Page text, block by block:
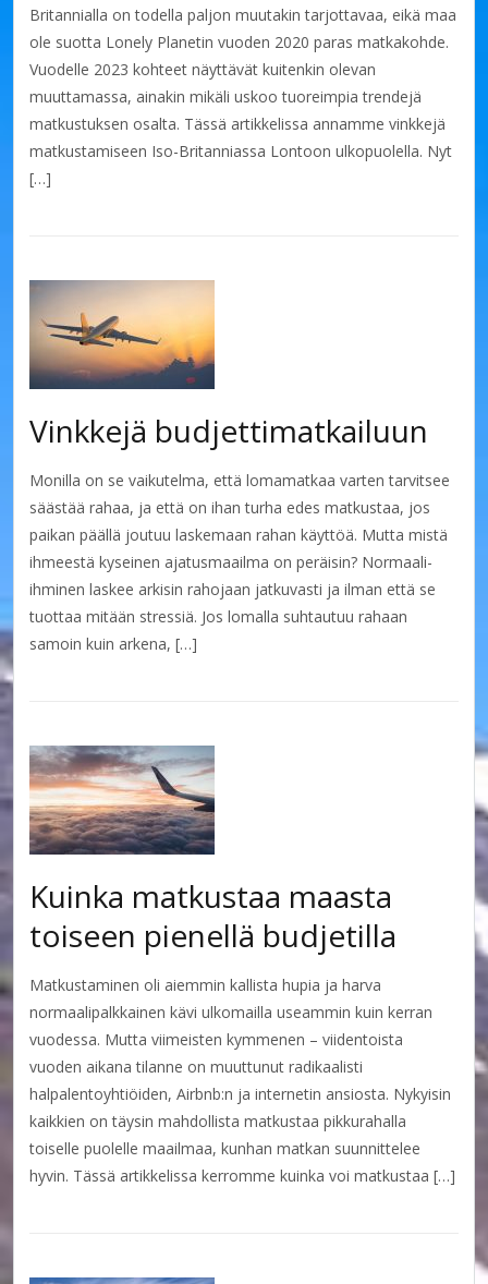
Britannialla on todella paljon muutakin tarjottavaa, eikä maa
ole suotta Lonely Planetin vuoden 2020 paras matkakohde.
Vuodelle 2023 kohteet näyttävät kuitenkin olevan
muuttamassa, ainakin mikäli uskoo tuoreimpia trendejä
matkustuksen osalta. Tässä artikkelissa annamme vinkkejä
matkustamiseen Iso-Britanniassa Lontoon ulkopuolella. Nyt
[…]
Vinkkejä budjettimatkailuun
Monilla on se vaikutelma, että lomamatkaa varten tarvitsee
säästää rahaa, ja että on ihan turha edes matkustaa, jos
paikan päällä joutuu laskemaan rahan käyttöä. Mutta mistä
ihmeestä kyseinen ajatusmaailma on peräisin? Normaali-
ihminen laskee arkisin rahojaan jatkuvasti ja ilman että se
tuottaa mitään stressiä. Jos lomalla suhtautuu rahaan
samoin kuin arkena, […]
Kuinka matkustaa maasta
toiseen pienellä budjetilla
Matkustaminen oli aiemmin kallista hupia ja harva
normaalipalkkainen kävi ulkomailla useammin kuin kerran
vuodessa. Mutta viimeisten kymmenen – viidentoista
vuoden aikana tilanne on muuttunut radikaalisti
halpalentoyhtiöiden, Airbnb:n ja internetin ansiosta. Nykyisin
kaikkien on täysin mahdollista matkustaa pikkurahalla
toiselle puolelle maailmaa, kunhan matkan suunnittelee
hyvin. Tässä artikkelissa kerromme kuinka voi matkustaa […]